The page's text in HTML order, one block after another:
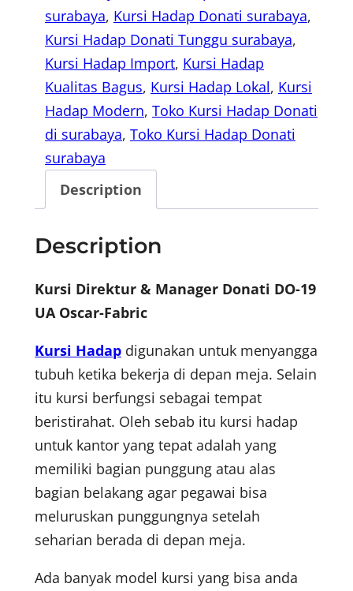
surabaya, Kursi Hadap Donati surabaya
Kursi Hadap Donati Tunggu surabaya
Kursi Hadap Import, Kursi Hadap
Kualitas Bagus, Kursi Hadap Lokal, Kursi
Hadap Modern, Toko Kursi Hadap Donati
di surabaya, Toko Kursi Hadap Donati
surabaya
Description
Description
Kursi Direktur & Manager Donati DO-19
UA Oscar-Fabric
Kursi Hadap digunakan untuk menyangga
tubuh ketika bekerja di depan meja. Selain
itu kursi berfungsi sebagai tempat
beristirahat. Oleh sebab itu kursi hadap
untuk kantor yang tepat adalah yang
memiliki bagian punggung atau alas
bagian belakang agar pegawai bisa
meluruskan punggungnya setelah
seharian berada di depan meja.
Ada banyak model kursi yang bisa anda